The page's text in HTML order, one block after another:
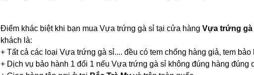
Điểm khác biệt khi bạn mua Vựa trứng gà sỉ tại cửa hàng Vựa trứng gà
khách là:
+ Tất cả các loại Vựa trứng gà sỉ.... đều có tem chống hàng giả, tem bảo
+ Dịch vụ bảo hành 1 đổi 1 nếu Vựa trứng gà sỉ không đúng hàng đúng